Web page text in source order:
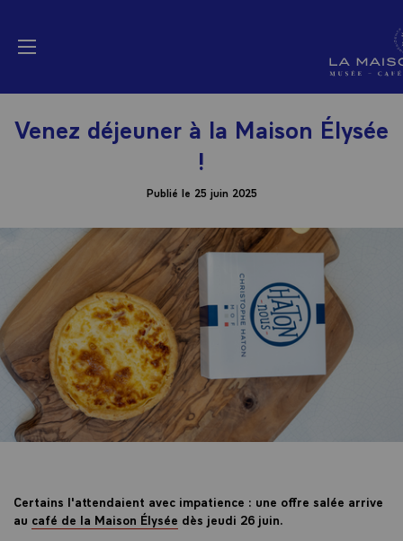
menu
La Maison Elysée
Venez déjeuner à la Maison Élysée
!
Publié le 25 juin 2025
Certains l'attendaient avec impatience : une offre salée arrive
au café de la Maison Élysée dès jeudi 26 juin.